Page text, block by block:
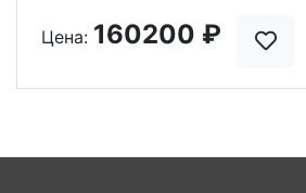
Цена: 160200 ₽